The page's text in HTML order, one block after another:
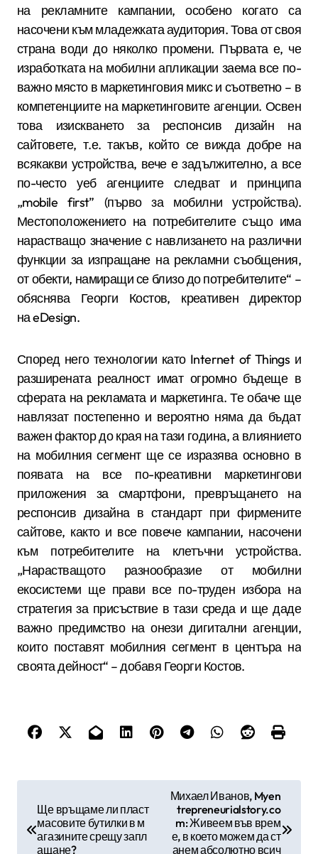
на рекламните кампании, особено когато са
насочени към младежката аудитория. Това от своя
страна води до няколко промени. Първата е, че
изработката на мобилни апликации заема все по-
важно място в маркетинговия микс и съответно – в
компетенциите на маркетинговите агенции. Освен
това изискването за респонсив дизайн на
сайтовете, т.е. такъв, който се вижда добре на
всякакви устройства, вече е задължително, а все
по-често уеб агенциите следват и принципа
„mobile first” (първо за мобилни устройства).
Местоположението на потребителите също има
нарастващо значение с навлизането на различни
функции за изпращане на рекламни съобщения,
от обекти, намиращи се близо до потребителите“ –
обяснява Георги Костов, креативен директор
наeDesign.
Според него технологии като Internet of Things и
разширената реалност имат огромно бъдеще в
сферата на рекламата и маркетинга. Те обаче ще
навлязат постепенно и вероятно няма да бъдат
важен фактор до края на тази година, а влиянието
на мобилния сегмент ще се изразява основно в
появата на все по-креативни маркетингови
приложения за смартфони, превръщането на
респонсив дизайна в стандарт при фирмените
сайтове, както и все повече кампании, насочени
към потребителите на клетъчни устройства.
„Нарастващото разнообразие от мобилни
екосистеми ще прави все по-труден избора на
стратегия за присъствие в тази среда и ще даде
важно предимство на онези дигитални агенции,
които поставят мобилния сегмент в центъра на
своята дейност“ – добавя Георги Костов.
в
Ще връщаме ли пласт
масовите бутилки в м
агазините срещу запл
ащане?
Михаел Иванов, Myen
trepreneurialstory.co
m: Живеем във врем
е, в което можем да ст
анем абсолютно всич